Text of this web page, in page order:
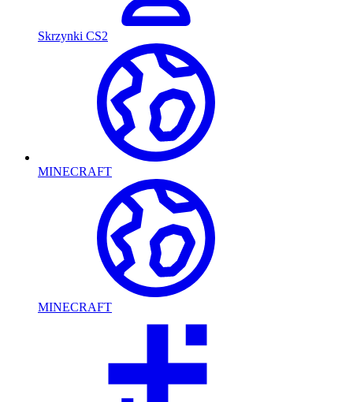
Skrzynki CS2
MINECRAFT
MINECRAFT